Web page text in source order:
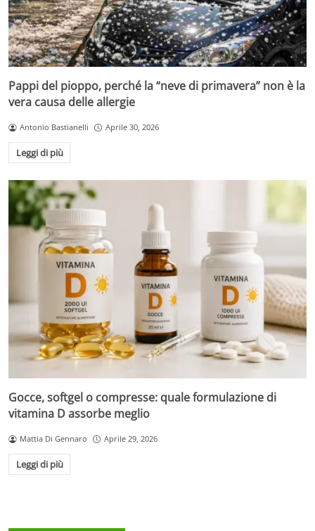
Pappi del pioppo, perché la “neve di primavera” non è la
vera causa delle allergie
Antonio Bastianelli Aprile 30, 2026
Leggi di più
Gocce, softgel o compresse: quale formulazione di
vitamina D assorbe meglio
Mattia Di Gennaro Aprile 29, 2026
Leggi di più